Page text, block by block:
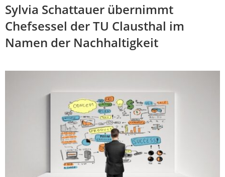
Sylvia Schattauer übernimmt
Chefsessel der TU Clausthal im
Namen der Nachhaltigkeit